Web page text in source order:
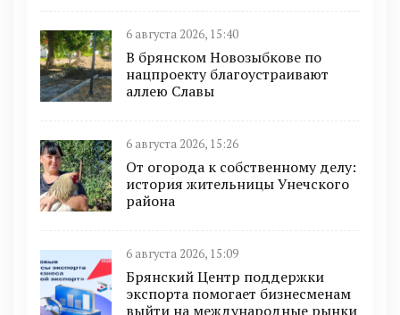
6 августа 2026, 15:40
В брянском Новозыбкове по
нацпроекту благоустраивают
аллею Славы
6 августа 2026, 15:26
От огорода к собственному делу:
история жительницы Унечского
района
6 августа 2026, 15:09
Брянский Центр поддержки
экспорта помогает бизнесменам
выйти на международные рынки